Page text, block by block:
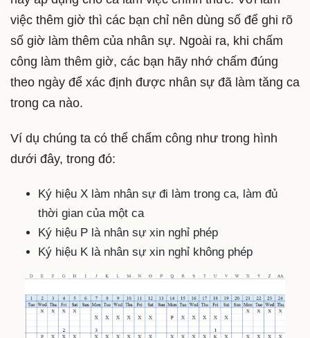
việc thêm giờ thì các bạn chỉ nên dùng số để ghi rõ
số giờ làm thêm của nhân sự. Ngoài ra, khi chấm
công làm thêm giờ, các bạn hãy nhớ chấm đúng
theo ngày để xác định được nhân sự đã làm tăng ca
trong ca nào.
Ví dụ chúng ta có thể chấm công như trong hình
dưới đây, trong đó:
Ký hiệu X làm nhân sự đi làm trong ca, làm đủ
thời gian của một ca
Ký hiệu P là nhân sự xin nghỉ phép
Ký hiệu K là nhân sự xin nghỉ không phép